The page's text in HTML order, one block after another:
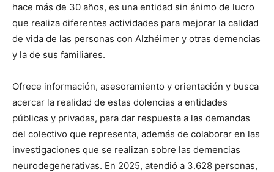
hace más de 30 años, es una entidad sin ánimo de lucro
que realiza diferentes actividades para mejorar la calidad
de vida de las personas con Alzhéimer y otras demencias
y la de sus familiares.
Ofrece información, asesoramiento y orientación y busca
acercar la realidad de estas dolencias a entidades
públicas y privadas, para dar respuesta a las demandas
del colectivo que representa, además de colaborar en las
investigaciones que se realizan sobre las demencias
neurodegenerativas. En 2025, atendió a 3.628 personas,